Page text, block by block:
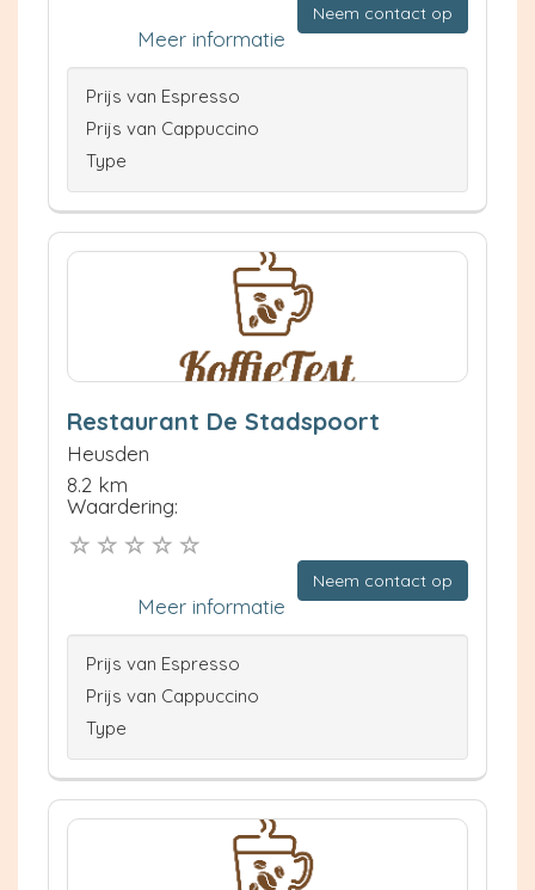
Neem contact op
Meer informatie
Prijs van Espresso
Prijs van Cappuccino
Type
Restaurant De Stadspoort
Heusden
8.2 km
Waardering:
Neem contact op
Meer informatie
Prijs van Espresso
Prijs van Cappuccino
Type